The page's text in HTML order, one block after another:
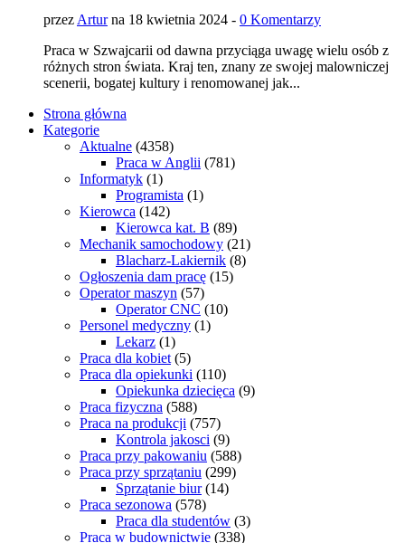
przez Arturna 18 kwietnia 2024 - 0 Komentarzy
Praca w Szwajcarii od dawna przyciąga uwagę wielu osób z
różnych stron świata. Kraj ten, znany ze swojej malowniczej
scenerii, bogatej kultury i renomowanej jak...
Strona główna
Kategorie
Aktualne (4358)
Praca w Anglii (781)
Informatyk (1)
Programista (1)
Kierowca (142)
Kierowca kat. B (89)
Mechanik samochodowy (21)
Blacharz-Lakiernik (8)
Ogłoszenia dam pracę (15)
Operator maszyn (57)
Operator CNC (10)
Personel medyczny (1)
Lekarz (1)
Praca dla kobiet (5)
Praca dla opiekunki (110)
Opiekunka dziecięca (9)
Praca fizyczna (588)
Praca na produkcji (757)
Kontrola jakosci (9)
Praca przy pakowaniu (588)
Praca przy sprzątaniu (299)
Sprzątanie biur (14)
Praca sezonowa (578)
Praca dla studentów (3)
Praca w budownictwie (338)